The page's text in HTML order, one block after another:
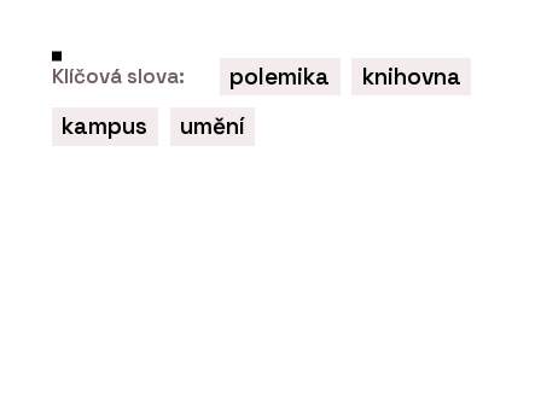
Klíčová slova: polemika
knihovna
kampus
umění